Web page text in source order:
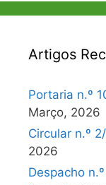
Artigos
Portaria n.º
Março, 2026
Circular n.º
2026
Despacho